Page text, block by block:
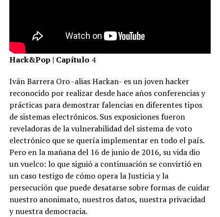
Hack&Pop | Capítulo 4
Iván Barrera Oro -alias Hackan- es un joven hacker
reconocido por realizar desde hace años conferencias y
prácticas para demostrar falencias en diferentes tipos
de sistemas electrónicos. Sus exposiciones fueron
reveladoras de la vulnerabilidad del sistema de voto
electrónico que se quería implementar en todo el país.
Pero en la mañana del 16 de junio de 2016, su vida dio
un vuelco: lo que siguió a continuación se convirtió en
un caso testigo de cómo opera la Justicia y la
persecución que puede desatarse sobre formas de cuidar
nuestro anonimato, nuestros datos, nuestra privacidad
y nuestra democracia.